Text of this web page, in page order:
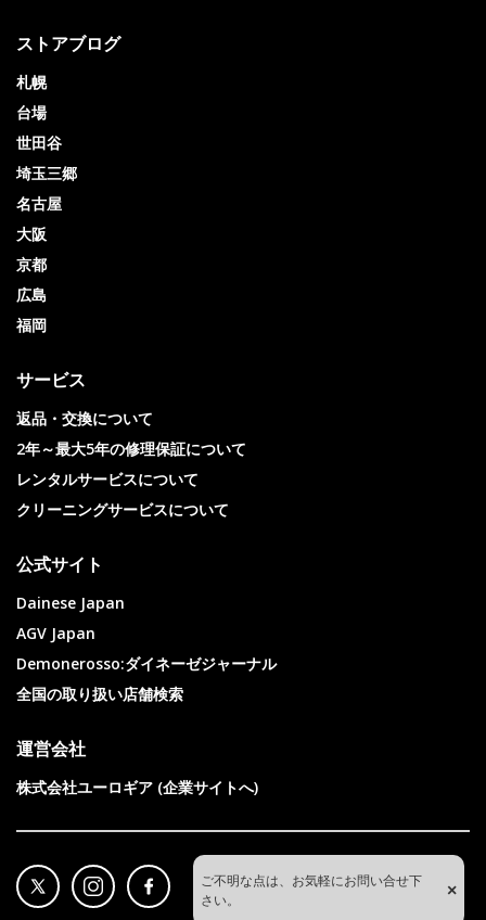
ご不明な点は、お気軽にお問い合せ下
さい。
×
ストアブログ
札幌
台場
世田谷
埼玉三郷
名古屋
大阪
京都
広島
福岡
サービス
返品・交換について
2年～最大5年の修理保証について
レンタルサービスについて
クリーニングサービスについて
公式サイト
Dainese Japan
AGV Japan
Demonerosso:ダイネーゼジャーナル
全国の取り扱い店舗検索
運営会社
株式会社ユーロギア (企業サイトへ)